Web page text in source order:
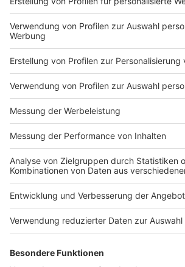
Impressum
Nutzungsbedingungen
Jobs
Presse
Werben
Archiv
Kontakt
Studio-
Verkehrs-